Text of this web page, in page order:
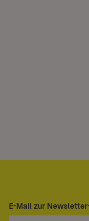
E-Mail zur